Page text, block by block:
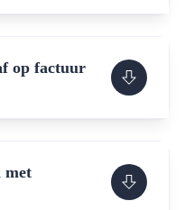
op factuur
met